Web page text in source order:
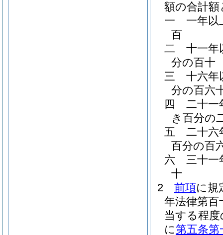
額の合計
一
一年以
百
二
十一年
分の百十
三
十六年
分の百六
四
二十一
き百分の
五
二十六
百分の百
六
三十一
十
2
前項に規
年法律第百
当する程
に第五条第